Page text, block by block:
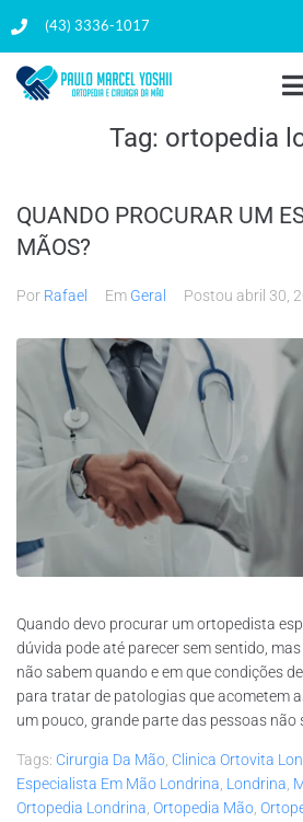
(43) 3336-1017
Tag: ortopedia
QUANDO PROCURAR UM
MÃOS?
Por Rafael Em Geral Postou abril 30,
Quando devo procurar um ortopedista
dúvida pode até parecer sem sentido,
não sabem quando e em que condições
para tratar de patologias que acometem
um pouco, grande parte das pessoas não
Tags: Cirurgia Da Mão, Clinica Ortovita
Especialista Em Mão Londrina, Londrina,
Ortopedia Londrina, Ortopedia Mão,